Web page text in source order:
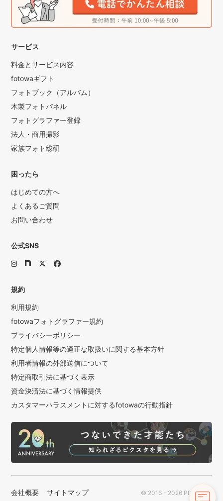
サービス
料金とサービス内容
fotowaギフト
フォトブック（アルバム）
木製フォトパネル
フォトグラファー登録
法人・商用撮影
家族フォト総研
困ったら
はじめての方へ
よくあるご質問
お問い合わせ
公式SNS
規約
利用規約
fotowaフォトグラファー規約
プライバシーポリシー
特定個人情報等の適正な取扱いに関する基本方針
利用者情報の外部送信について
特定商取引法に基づく表示
資金決済法に基づく情報提供
カスタマーハラスメントに対するfotowaの行動指針
会社概要 サイトマップ © 2016 - 2026 PIXTA Inc.